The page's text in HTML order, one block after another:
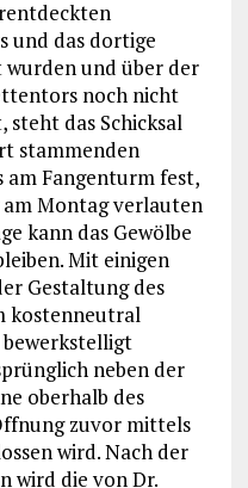
und das dortige
wurden und über der
noch nicht
das Schicksal
stammenden
am Fangenturm fest,
Montag verlauten
kann das Gewölbe
Mit einigen
Gestaltung des
kostenneutral
bewerkstelligt
neben der
oberhalb des
zuvor mittels
wird. Nach der
wird die von Dr.